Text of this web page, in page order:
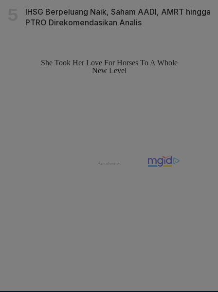
IHSG Berpeluang Naik, Saham AADI, AMRT hingga
PTRO Direkomendasikan Analis